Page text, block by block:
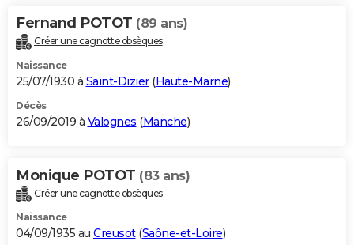
Fernand POTOT (89 ans)
Créer une cagnotte obsèques
Naissance
25/07/1930 à Saint-Dizier(Haute-Marne)
Décès
26/09/2019 à Valognes (Manche)
Monique POTOT (83 ans)
Créer une cagnotte obsèques
Naissance
04/09/1935 au Creusot(Saône-et-Loire)